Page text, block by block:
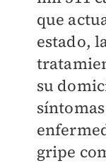
que
estado,
su
gripe